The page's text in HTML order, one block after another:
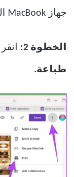
جهاز MacBook الخاص بك.
الخطوة 2:
طباعة.